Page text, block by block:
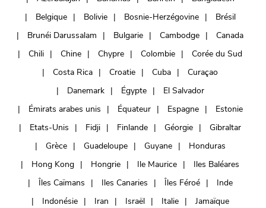
Belgique
Bolivie Bosnie-Herzégovine
Brésil
Brunéi Darussalam
Bulgarie Cambodge
Canada
Chili
Chine Chypre Colombie
Corée du Sud
Costa Rica
Croatie Cuba
Curaçao
Danemark
Égypte
El Salvador
Émirats arabes unis
Équateur Espagne
Estonie
Etats-Unis
Fidji Finlande Géorgie
Gibraltar
Grèce
Guadeloupe Guyane
Honduras
Hong Kong
Hongrie Ile Maurice
Iles Baléares
Îles Caïmans
Iles Canaries Îles Féroé
Inde
Indonésie
Iran Israël Italie
Jamaïque